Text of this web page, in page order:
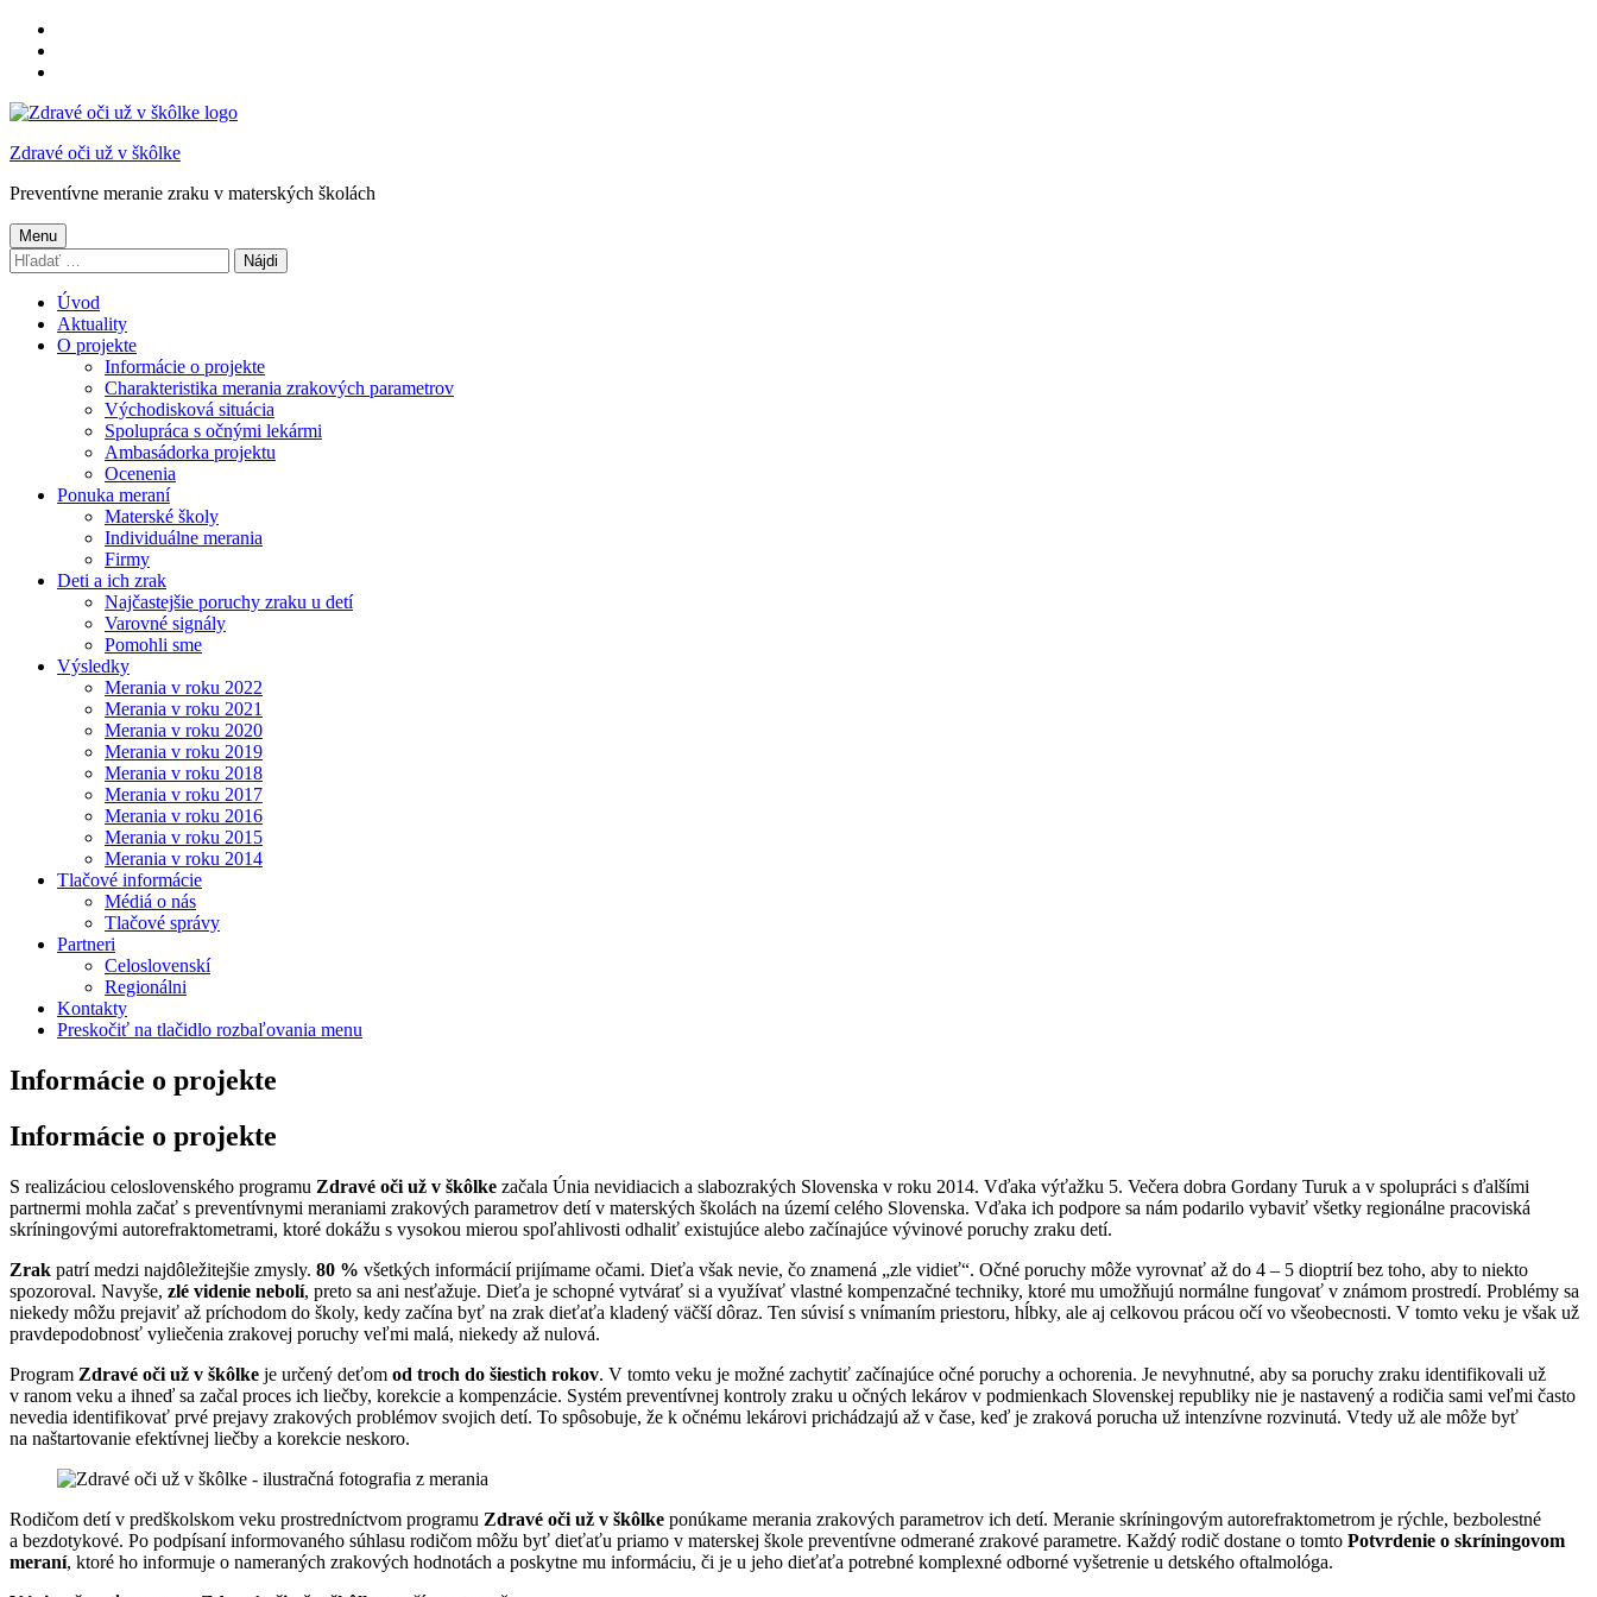
obsah
pätičku
Zdravé oči už v škôlke
Preventívne meranie zraku v materských školách
Menu
Hľadať:
Úvod
Aktuality
O projekte
Informácie o projekte
Charakteristika merania zrakových parametrov
Východisková situácia
Spolupráca s očnými lekármi
Ambasádorka projektu
Ocenenia
Ponuka meraní
Materské školy
Individuálne merania
Firmy
Deti a ich zrak
Najčastejšie poruchy zraku u detí
Varovné signály
Pomohli sme
Výsledky
Merania v roku 2022
Merania v roku 2021
Merania v roku 2020
Merania v roku 2019
Merania v roku 2018
Merania v roku 2017
Merania v roku 2016
Merania v roku 2015
Merania v roku 2014
Tlačové informácie
Médiá o nás
Tlačové správy
Partneri
Celoslovenskí
Regionálni
Kontakty
Preskočiť na tlačidlo rozbaľovania menu
Informácie o projekte
Informácie o projekte
S realizáciou celoslovenského programu Zdravé oči už v škôlke začala Únia nevidiacich a slabozrakých Slovenska v roku 2014. Vďaka výťažku 5. Večera dobra Gordany Turuk a v spolupráci s ďalšími
partnermi mohla začať s preventívnymi meraniami zrakových parametrov detí v materských školách na území celého Slovenska. Vďaka ich podpore sa nám podarilo vybaviť všetky regionálne pracoviská
skríningovými autorefraktometrami, ktoré dokážu s vysokou mierou spoľahlivosti odhaliť existujúce alebo začínajúce vývinové poruchy zraku detí.
Zrak patrí medzi najdôležitejšie zmysly. 80 % všetkých informácií prijímame očami. Dieťa však nevie, čo znamená „zle vidieť“. Očné poruchy môže vyrovnať až do 4 – 5 dioptrií bez toho, aby to niekto
spozoroval. Navyše, zlé videnie nebolí, preto sa ani nesťažuje. Dieťa je schopné vytvárať si a využívať vlastné kompenzačné techniky, ktoré mu umožňujú normálne fungovať v známom prostredí. Problémy sa
niekedy môžu prejaviť až príchodom do školy, kedy začína byť na zrak dieťaťa kladený väčší dôraz. Ten súvisí s vnímaním priestoru, hĺbky, ale aj celkovou prácou očí vo všeobecnosti. V tomto veku je však už
pravdepodobnosť vyliečenia zrakovej poruchy veľmi malá, niekedy až nulová.
Program Zdravé oči už v škôlke je určený deťom od troch do šiestich rokov. V tomto veku je možné zachytiť začínajúce očné poruchy a ochorenia. Je nevyhnutné, aby sa poruchy zraku identifikovali už
v ranom veku a ihneď sa začal proces ich liečby, korekcie a kompenzácie. Systém preventívnej kontroly zraku u očných lekárov v podmienkach Slovenskej republiky nie je nastavený a rodičia sami veľmi často
nevedia identifikovať prvé prejavy zrakových problémov svojich detí. To spôsobuje, že k očnému lekárovi prichádzajú až v čase, keď je zraková porucha už intenzívne rozvinutá. Vtedy už ale môže byť
na naštartovanie efektívnej liečby a korekcie neskoro.
Rodičom detí v predškolskom veku prostredníctvom programu Zdravé oči už v škôlke ponúkame merania zrakových parametrov ich detí. Meranie skríningovým autorefraktometrom je rýchle, bezbolestné
a bezdotykové. Po podpísaní informovaného súhlasu rodičom môžu byť dieťaťu priamo v materskej škole preventívne odmerané zrakové parametre. Každý rodič dostane o tomto Potvrdenie o skríningovom
meraní, ktoré ho informuje o nameraných zrakových hodnotách a poskytne mu informáciu, či je u jeho dieťaťa potrebné komplexné odborné vyšetrenie u detského oftalmológa.